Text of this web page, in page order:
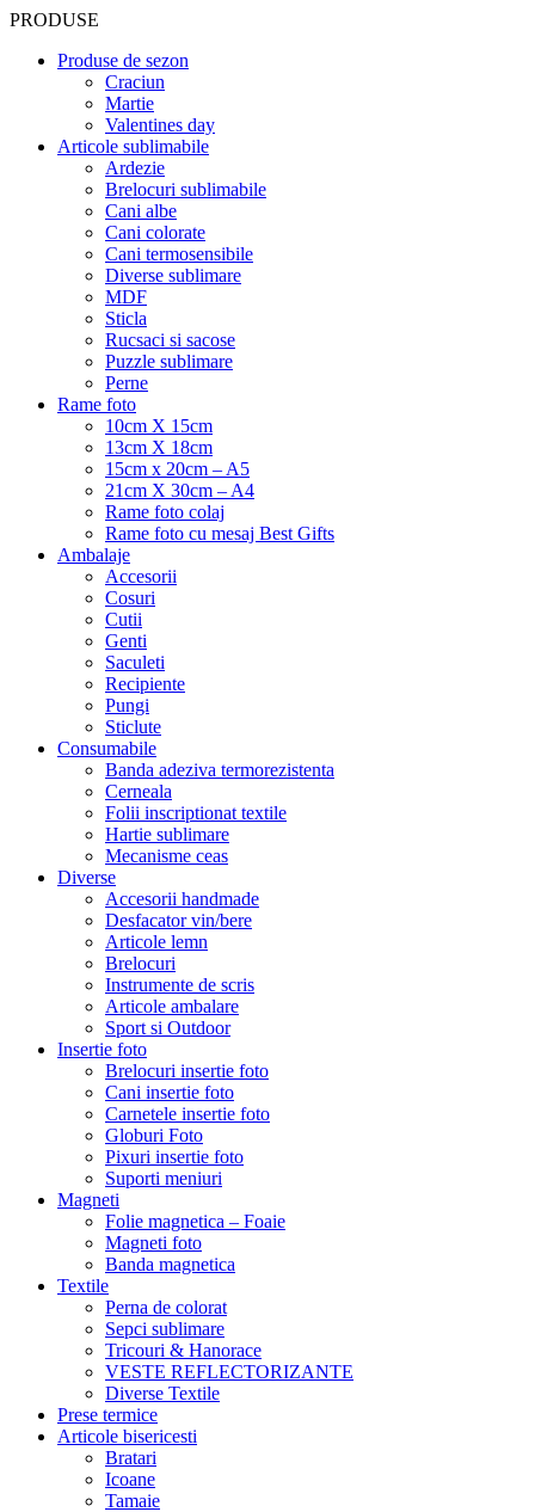
PRODUSE
Produse de sezon
Craciun
Martie
Valentines day
Articole sublimabile
Ardezie
Brelocuri sublimabile
Cani albe
Cani colorate
Cani termosensibile
Diverse sublimare
MDF
Sticla
Rucsaci si sacose
Puzzle sublimare
Perne
Rame foto
10cm X 15cm
13cm X 18cm
15cm x 20cm – A5
21cm X 30cm – A4
Rame foto colaj
Rame foto cu mesaj Best Gifts
Ambalaje
Accesorii
Cosuri
Cutii
Genti
Saculeti
Recipiente
Pungi
Sticlute
Consumabile
Banda adeziva termorezistenta
Cerneala
Folii inscriptionat textile
Hartie sublimare
Mecanisme ceas
Diverse
Accesorii handmade
Desfacator vin/bere
Articole lemn
Brelocuri
Instrumente de scris
Articole ambalare
Sport si Outdoor
Insertie foto
Brelocuri insertie foto
Cani insertie foto
Carnetele insertie foto
Globuri Foto
Pixuri insertie foto
Suporti meniuri
Magneti
Folie magnetica – Foaie
Magneti foto
Banda magnetica
Textile
Perna de colorat
Sepci sublimare
Tricouri & Hanorace
VESTE REFLECTORIZANTE
Diverse Textile
Prese termice
Articole bisericesti
Bratari
Icoane
Tamaie